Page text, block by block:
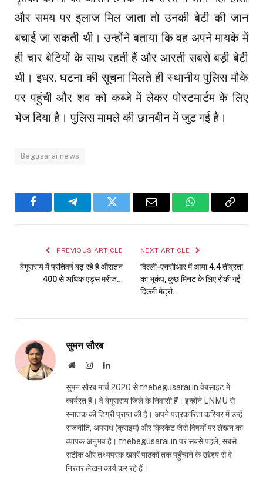
और समय पर इलाज मिल जाता तो उनकी बेटी की जान
बचाई जा सकती थी। उन्होंने बताया कि वह अपने मायके में
ही चार बेटियों के साथ रहती हैं और आरती सबसे बड़ी बेटी
थी। इधर, घटना की सूचना मिलते ही स्थानीय पुलिस मौके
पर पहुंची और शव को कब्जे में लेकर पोस्टमार्टम के लिए
भेज दिया है। पुलिस मामले की छानबीन में जुट गई है।
Begusarai news
FacebookTelegramTwitter Email WhatsAppCopy
PREVIOUS ARTICLE
बेगूसराय में प्रतिवर्ष बढ़ रहे है औसतन
400 से अधिक एड्स मरीज…
NEXT ARTICLE
दिल्ली-एनसीआर में आया 4.4 तीव्रता
का भूकंप, कुछ मिनट के लिए रोकी गई
दिल्ली मेट्रो..
सुमन सौरब
WebsiteInstagramLinkedIn
सुमन सौरब मार्च 2020 से thebegusarai.in वेबसाइट में
कार्यरत हैं। वे बेगूसराय जिले के निवासी हैं। इन्होंने LNMU से
स्नातक की डिग्री प्राप्त की है। अपने पत्रकारिता करियर में उन्हें
राजनीति, अपराध (क्राइम) और क्रिकेट जैसे विषयों पर लेखन का
व्यापक अनुभव है। thebegusarai.in पर सबसे पहले, सबसे
सटीक और तथ्यपरक खबरें पाठकों तक पहुँचाने के उद्देश्य से वे
निरंतर लेखन कार्य कर रहे हैं।